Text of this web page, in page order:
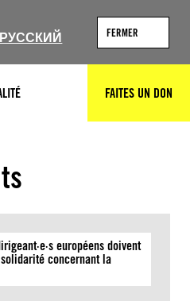
РУССКИЙ FERMER
RECHERCHERFAITES UN DON
européens doivent
concernant la